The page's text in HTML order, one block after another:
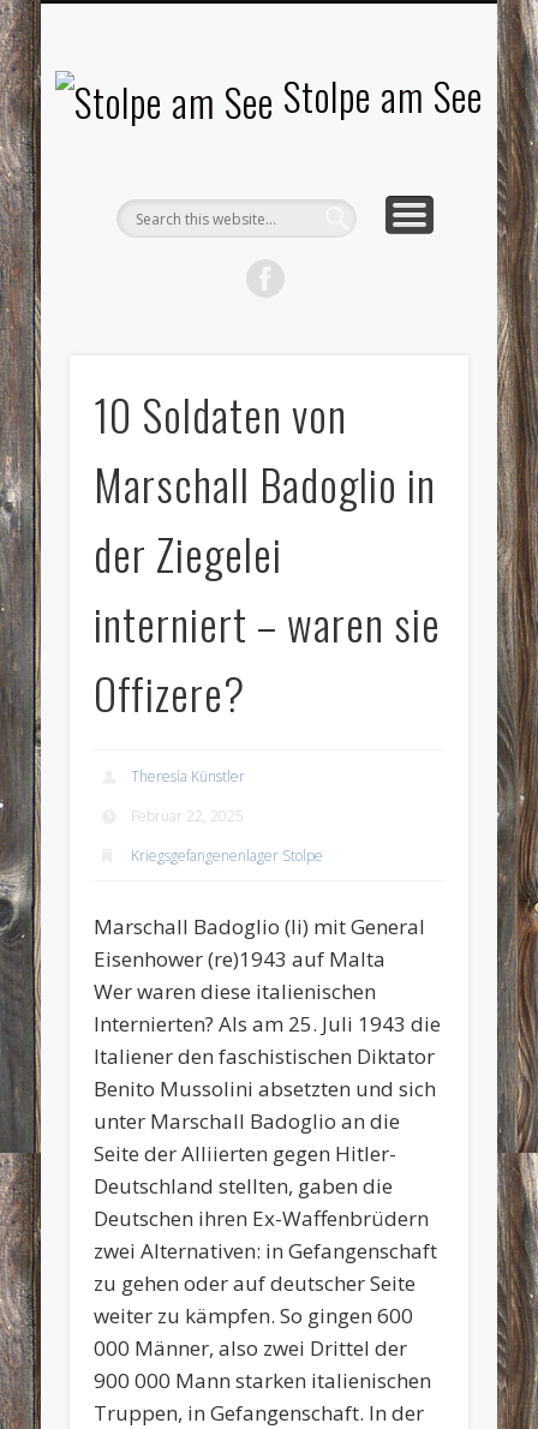
Stolpe am See
10 Soldaten von
Marschall Badoglio in
der Ziegelei
interniert – waren sie
Offizere?
Theresia Künstler
Februar 22, 2025
Kriegsgefangenenlager Stolpe
Marschall Badoglio (li) mit General
Eisenhower (re)1943 auf Malta
Wer waren diese italienischen
Internierten? Als am 25. Juli 1943 die
Italiener den faschistischen Diktator
Benito Mussolini absetzten und sich
unter Marschall Badoglio an die
Seite der Alliierten gegen Hitler-
Deutschland stellten, gaben die
Deutschen ihren Ex-Waffenbrüdern
zwei Alternativen: in Gefangenschaft
zu gehen oder auf deutscher Seite
weiter zu kämpfen. So gingen 600
000 Männer, also zwei Drittel der
900 000 Mann starken italienischen
Truppen, in Gefangenschaft. In der